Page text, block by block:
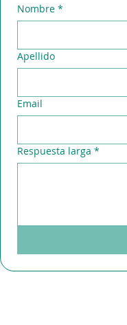
Nombre *
Apellido
Email
Respuesta larga *